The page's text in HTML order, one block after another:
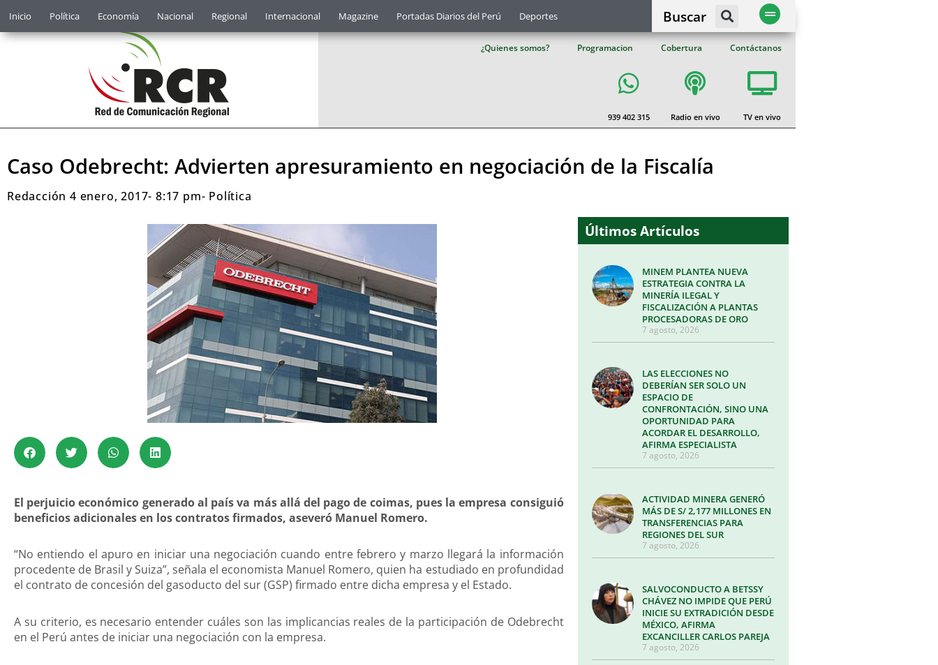
Inicio Política Economía Nacional Regional Internacional Magazine Portadas Diarios del Perú Deportes Buscar
¿Quienes somos? Programacion Cobertura Contáctanos
939 402 315 Radio en vivo TV en vivo
Caso Odebrecht: Advierten apresuramiento en negociación de la Fiscalía
Redacción 4 enero, 2017- 8:17 pm- Política
El perjuicio económico generado al país va más allá del pago de coimas, pues la empresa consiguió
beneficios adicionales en los contratos firmados, aseveró Manuel Romero.
“No entiendo el apuro en iniciar una negociación cuando entre febrero y marzo llegará la información
procedente de Brasil y Suiza”, señala el economista Manuel Romero, quien ha estudiado en profundidad
el contrato de concesión del gasoducto del sur (GSP) firmado entre dicha empresa y el Estado.
A su criterio, es necesario entender cuáles son las implicancias reales de la participación de Odebrecht
en el Perú antes de iniciar una negociación con la empresa.
Últimos Artículos
MINEM PLANTEA NUEVA
ESTRATEGIA CONTRA LA
MINERÍA ILEGAL Y
FISCALIZACIÓN A PLANTAS
PROCESADORAS DE ORO
7 agosto, 2026
LAS ELECCIONES NO
DEBERÍAN SER SOLO UN
ESPACIO DE
CONFRONTACIÓN, SINO UNA
OPORTUNIDAD PARA
ACORDAR EL DESARROLLO,
AFIRMA ESPECIALISTA
7 agosto, 2026
ACTIVIDAD MINERA GENERÓ
MÁS DE S/ 2,177 MILLONES EN
TRANSFERENCIAS PARA
REGIONES DEL SUR
7 agosto, 2026
SALVOCONDUCTO A BETSSY
CHÁVEZ NO IMPIDE QUE PERÚ
INICIE SU EXTRADICIÓN DESDE
MÉXICO, AFIRMA
EXCANCILLER CARLOS PAREJA
7 agosto, 2026